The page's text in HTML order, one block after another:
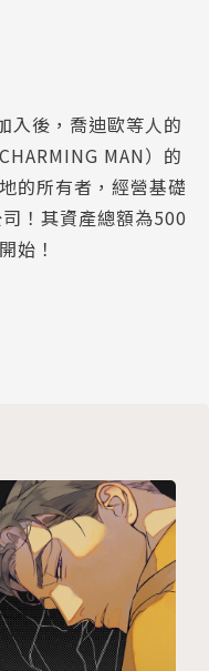
入後，喬迪歐等人的
MAN）的
的所有者，經營基礎
！其資產總額為500
始！